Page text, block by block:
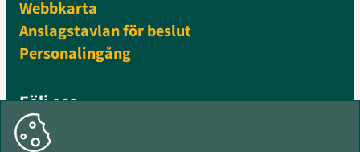
Webbkarta
Anslagstavlan för beslut
Personalingång
Följ oss
Facebook